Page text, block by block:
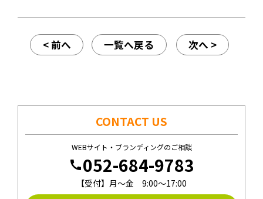
< 前へ 一覧へ戻る 次へ >
CONTACT US
WEBサイト・ブランディングのご相談
call052-684-9783
【受付】月〜金 9:00〜17:00